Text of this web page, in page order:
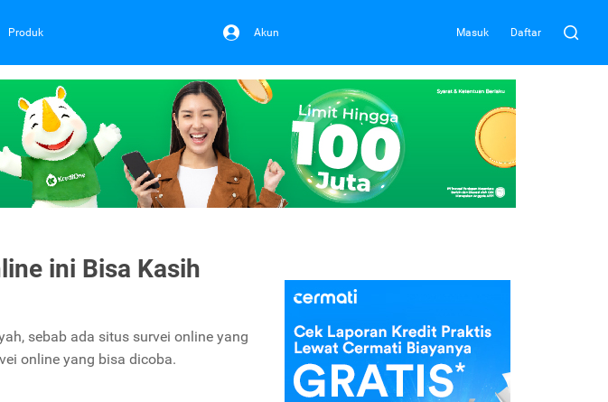
Produk Akun Masuk Daftar
ini Bisa Kasih
sebab ada situs survei online yang
online yang bisa dicoba.